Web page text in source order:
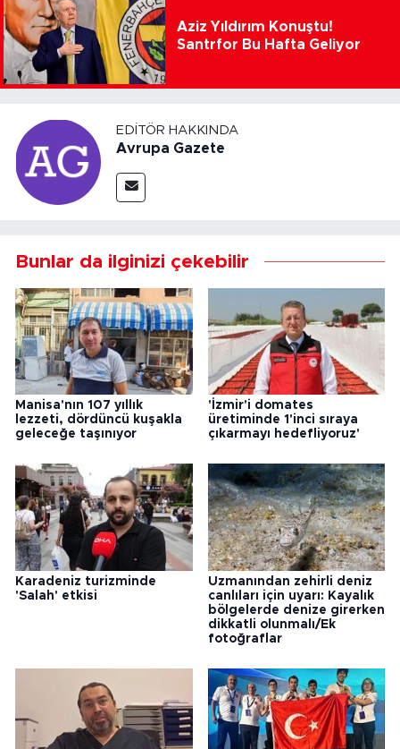
Aziz Yıldırım Konuştu!
Santrfor Bu Hafta Geliyor
EDITÖR HAKKINDA
Avrupa Gazete
Bunlar da ilginizi çekebilir
Manisa'nın 107 yıllık
lezzeti, dördüncü kuşakla
geleceğe taşınıyor
'İzmir'i domates
üretiminde 1'inci sıraya
çıkarmayı hedefliyoruz'
Karadeniz turizminde
'Salah' etkisi
Uzmanından zehirli deniz
canlıları için uyarı: Kayalık
bölgelerde denize girerken
dikkatli olunmalı/Ek
fotoğraflar